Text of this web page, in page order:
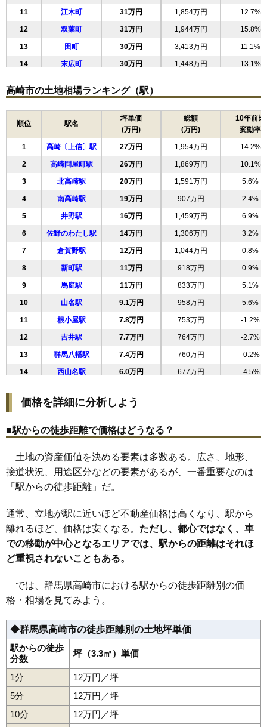
11 江木町 31万円 1,854万円 12.7%
12 双葉町 31万円 1,944万円 15.8%
13 田町 30万円 3,413万円 11.1%
14 末広町 30万円 1,448万円 13.1%
16 新紺屋町 28万円 1,323万円 11.2%
28万円 1,746万円 15.0%
27万円 1,205万円 12.9%
19 下中居町 27万円 1,948万円 17.6%
20 聖石町 27万円 1,930万円 13.1%
21 山田町 27万円 1,380万円 12.0%
22 大橋町 27万円 1,537万円 6.6%
23 芝塚町 26万円 1,325万円 12.8%
24 台町 26万円 1,688万円 7.2%
25 常盤町 26万円 1,328万円 13.0%
26 東貝沢町 25万円 2,311万円 20.0%
27 請地町 25万円 1,154万円 7.0%
28 貝沢町 25万円 1,562万円 10.1%
29 筑縄町 25万円 1,709万円 13.0%
30 昭和町 25万円 1,511万円 8.7%
31 飯玉町 24万円 1,644万円 12.4%
32 並榎町 24万円 1,328万円 8.6%
34 問屋町 24万円
35 下小鳥町 23万円
37 浜尻町 22万円 1,508万円 12.9%
22万円 6.3%
40 問屋町西 21万円 2,107万円 5.7%
41 矢中町 21万円 1,578万円 8.2%
42 上小鳥町 21万円 1,540万円 7.3%
44 緑町 20万円 2,945万円 10.7%
45 福島町
46 和田多中町 19万円 1,516万円 5.9%
47 大八木町 19万円 2,196万円
48 新保町 18万円
49 北久保町 17万円 1,185万円 1.9%
50 上佐野町 17万円 1,272万円 3.0%
51 日高町 17万円 1,412万円 6.5%
52 菅谷町 17万円 1,729万円 7.6%
高崎市の土地相場ランキング（駅）
順位 駅名
坪単価
(万円)
総額
(万円)
10年前比
変動率
1 高崎〔上信〕駅 27万円 1,954万円 14.2%
2 高崎問屋町駅 26万円 1,869万円 10.1%
3 北高崎駅 20万円 1,591万円 5.6%
4 南高崎駅 19万円 907万円 2.4%
5 井野駅 16万円 1,459万円 6.9%
6 佐野のわたし駅 14万円 1,306万円 3.2%
7 倉賀野駅 12万円 1,044万円 0.8%
8 新町駅 11万円 918万円 0.9%
9 馬庭駅 11万円 833万円 5.1%
10 山名駅 9.1万円 958万円 5.6%
11 根小屋駅 7.8万円 753万円 -1.2%
12 吉井駅 7.7万円 764万円 -2.7%
13 群馬八幡駅 7.4万円 760万円 -0.2%
14 西山名駅 6.0万円 677万円 -4.5%
駅
価格を詳細に分析しよう
■駅からの徒歩距離で価格はどうなる？
土地の資産価値を決める要素は多数ある。広さ、地形、
接道状況、用途区分などの要素があるが、一番重要なのは
「駅からの徒歩距離」だ。
通常、立地が駅に近いほど不動産価格は高くなり、駅から
離れるほど、価格は安くなる。 ただし、都心ではなく、車
での移動が中心となるエリアでは、駅からの距離はそれほ
ど重視されないこともある。
では、群馬県高崎市における駅からの徒歩距離別の価
格・相場を見てみよう。
◆群馬県高崎市の徒歩距離別の土地坪単価
駅からの徒歩
分数
坪（3.3㎡）単価
1分
12万円／坪
5分
12万円／坪
10分
12万円／坪